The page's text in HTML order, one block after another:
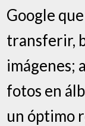
Google
transferir,
imágenes;
fotos en
un óptimo